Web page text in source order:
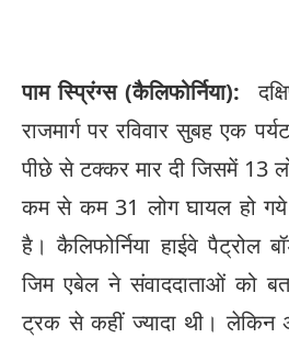
पाम स्प्रिंग्स (कैलिफोर्निया):
राजमार्ग पर रविवार सुबह एक
पीछे से टक्कर मार दी जिसमें 13
कम से कम 31 लोग घायल हो
है। कैलिफोर्निया हाईवे पैट्रोल
जिम एबेल ने संवाददाताओं को
ट्रक से कहीं ज्यादा थी। लेकिन